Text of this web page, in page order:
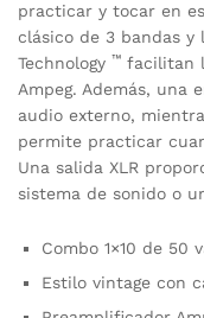
practicar y tocar en
clásico de 3 bandas y
Technology ™ facilitan
Ampeg. Además,
audio externo,
permite practicar
Una salida XLR
sistema de sonido o
Combo 1×10 de 50
Estilo vintage con